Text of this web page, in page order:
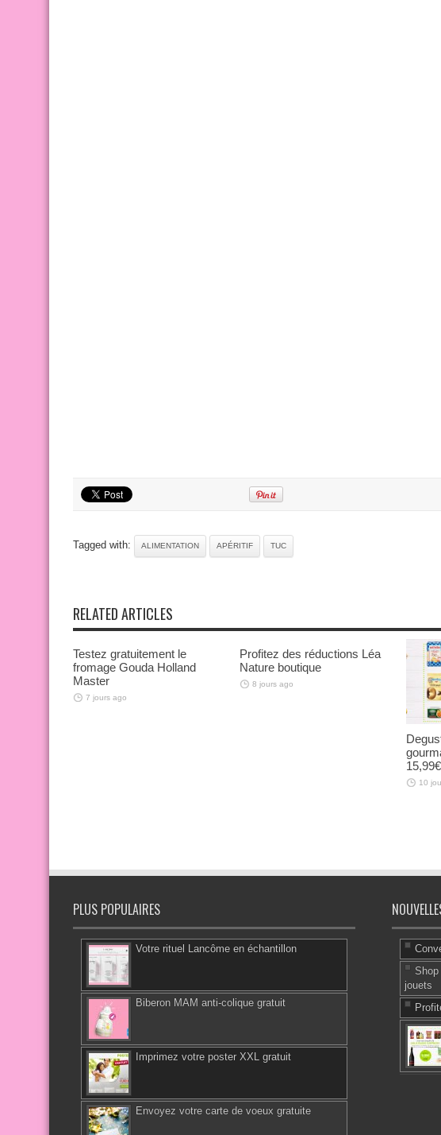
Tagged with: ALIMENTATION APÉRITIF TUC
RELATED ARTICLES
Testez gratuitement le
fromage Gouda Holland
Master
7 jours ago
Profitez des réductions Léa
Nature boutique
8 jours ago
15,99€
10
PLUS POPULAIRES
Votre rituel Lancôme en échantillon
Biberon MAM anti-colique gratuit
Imprimez votre poster XXL gratuit
Envoyez votre carte de voeux gratuite
jouets